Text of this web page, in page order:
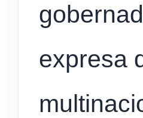
expresa